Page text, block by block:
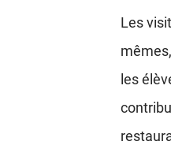
Les
les